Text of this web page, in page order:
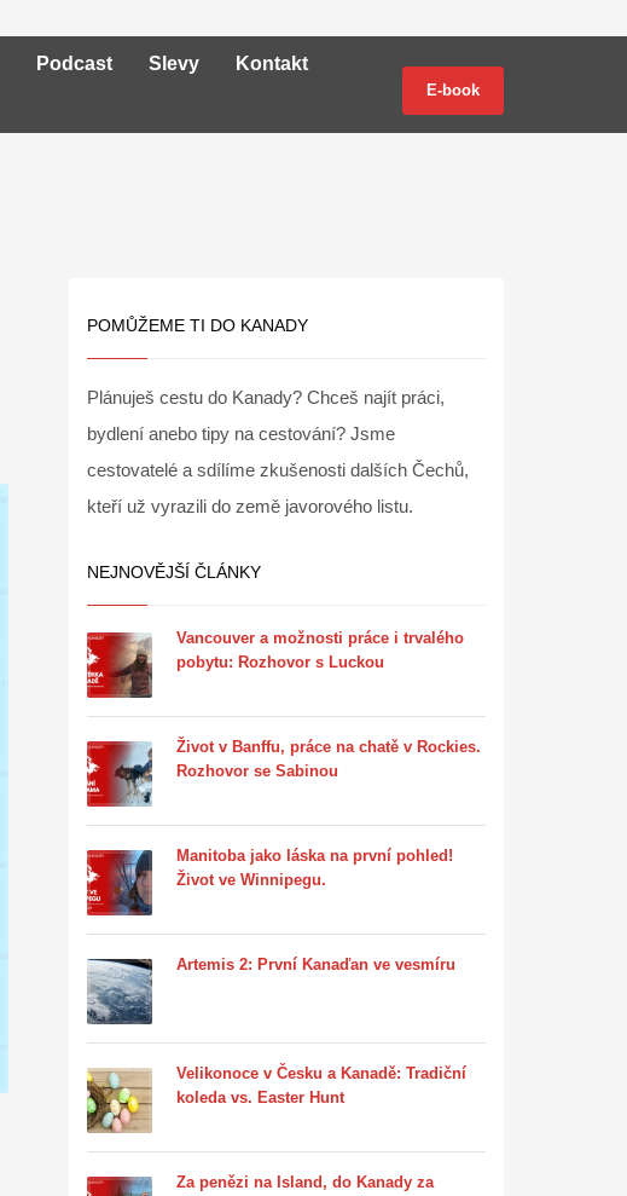
Podcast Slevy Kontakt
E-book
POMŮŽEME TI DO KANADY
Plánuješ cestu do Kanady? Chceš najít práci,
bydlení anebo tipy na cestování? Jsme
cestovatelé a sdílíme zkušenosti dalších Čechů,
kteří už vyrazili do země javorového listu.
NEJNOVĚJŠÍ ČLÁNKY
Vancouver a možnosti práce i trvalého
pobytu: Rozhovor s Luckou
Život v Banffu, práce na chatě v Rockies.
Rozhovor se Sabinou
Manitoba jako láska na první pohled!
Život ve Winnipegu.
Artemis 2: První Kanaďan ve vesmíru
Velikonoce v Česku a Kanadě: Tradiční
koleda vs. Easter Hunt
Za penězi na Island, do Kanady za